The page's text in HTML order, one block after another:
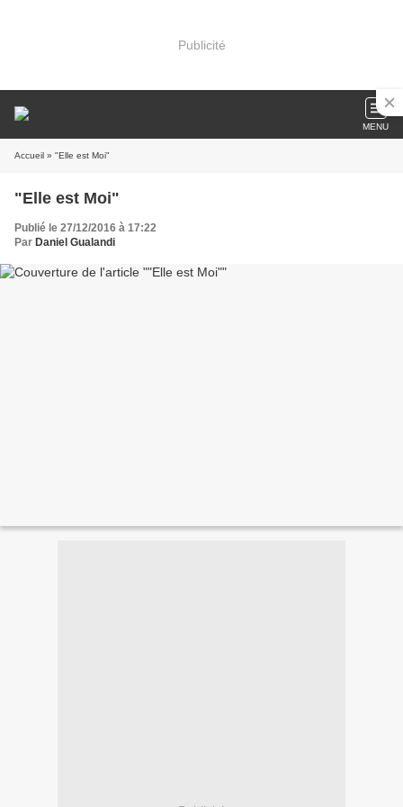
Publicité
MENU
Accueil » "Elle est Moi"
"Elle est Moi"
Publié le 27/12/2016 à 17:22
Par Daniel Gualandi